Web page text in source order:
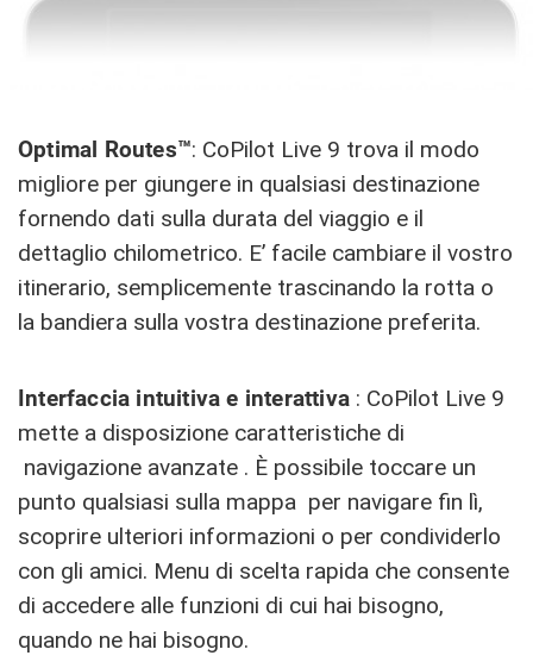
Optimal Routes™: CoPilot Live 9 trova il modo
migliore per giungere in qualsiasi destinazione
fornendo dati sulla durata del viaggio e il
dettaglio chilometrico. E’ facile cambiare il vostro
itinerario, semplicemente trascinando la rotta o
la bandiera sulla vostra destinazione preferita.
Interfaccia intuitiva e interattiva : CoPilot Live 9
mette a disposizione caratteristiche di
navigazione avanzate . È possibile toccare un
punto qualsiasi sulla mappa per navigare fin lì,
scoprire ulteriori informazioni o per condividerlo
con gli amici. Menu di scelta rapida che consente
di accedere alle funzioni di cui hai bisogno,
quando ne hai bisogno.